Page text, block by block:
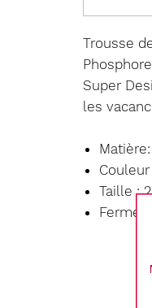
Trousse
Super
les
Couleur
Taille :